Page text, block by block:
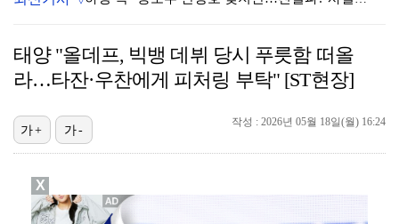
"아예 다른 관계잖아"…황정민 폭로자, 팬 주장에 반박…
"블랙핑크 데뷔 10주년 행사로 국중박 입장 통제"…문…
김지원, 어린이병원에 1억원 쾌척 "'닥터X' 촬영 중…
태양 "올데프, 빅뱅 데뷔 당시 푸릇함 떠올
라…타잔·우찬에게 피처링 부탁" [ST현장]
작성 : 2026년 05월 18일(월) 16:24
가+ 가-
X